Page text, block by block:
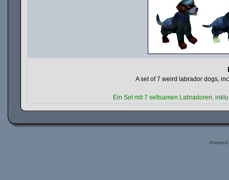
A set of 7 weird labrador dogs,
Ein Set mit 7 seltsamen Labradoren,